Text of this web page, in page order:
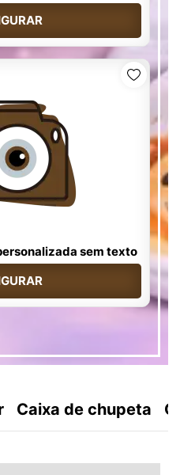
sem texto
Caixa de chupeta